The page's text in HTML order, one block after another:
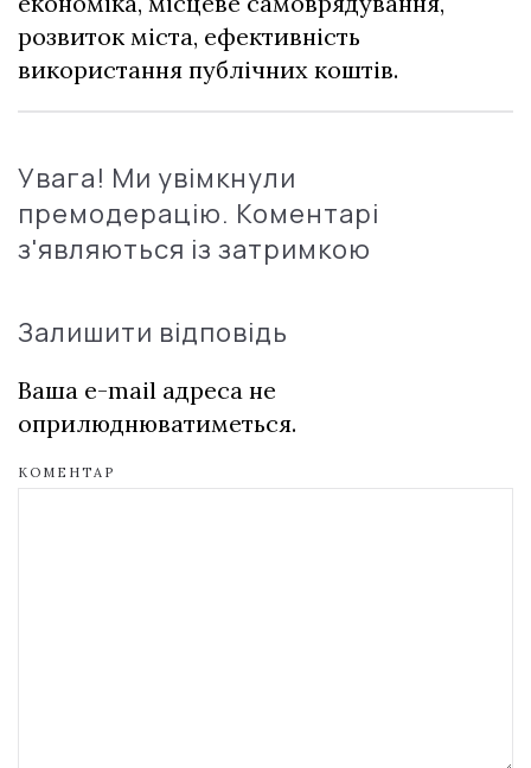
розвиток міста, ефективність
використання публічних коштів.
Увага! Ми увімкнули
премодерацію. Коментарі
з'являються із затримкою
Залишити відповідь
Ваша e-mail адреса не
оприлюднюватиметься.
КОМЕНТАР